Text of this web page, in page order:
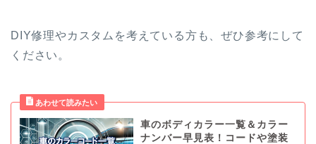
DIY修理やカスタムを考えている方も、ぜひ参考にして
ください。
車のボディカラー一覧＆カラー
ナンバー早見表！コードや塗装